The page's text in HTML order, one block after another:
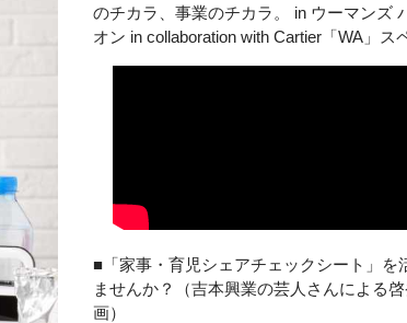
のチカラ、事業のチカラ。 in ウーマンズ
オン in collaboration with Cartier「WA」ス
■「家事・育児シェアチェックシート」を
ませんか？（吉本興業の芸人さんによる
画）